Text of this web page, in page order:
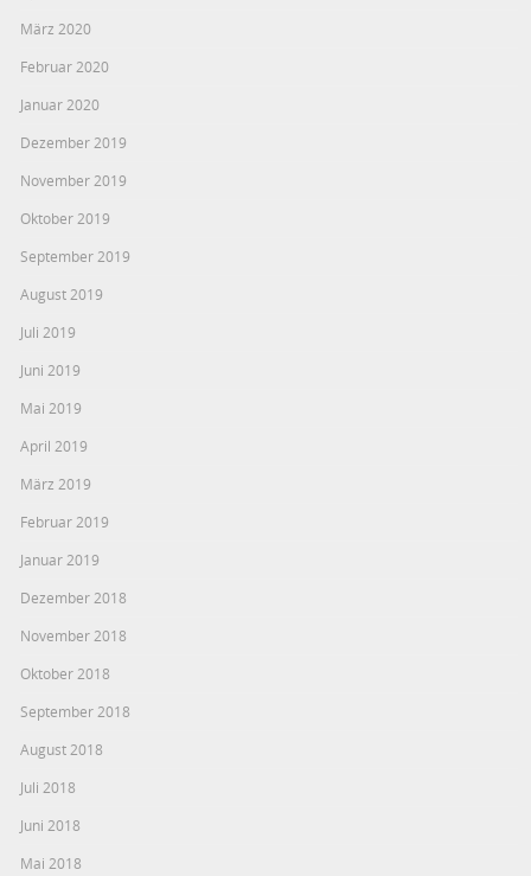
März 2020
Februar 2020
Januar 2020
Dezember 2019
November 2019
Oktober 2019
September 2019
August 2019
Juli 2019
Juni 2019
Mai 2019
April 2019
März 2019
Februar 2019
Januar 2019
Dezember 2018
November 2018
Oktober 2018
September 2018
August 2018
Juli 2018
Juni 2018
Mai 2018